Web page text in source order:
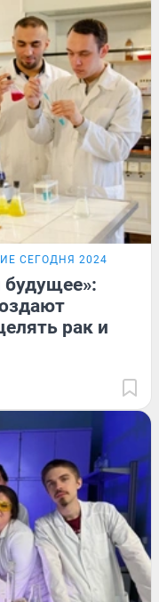
СЕГОДНЯ 2024
будущее»:
рак и